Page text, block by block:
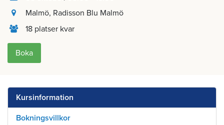
Malmö, Radisson Blu Malmö
18 platser kvar
Boka
Kursinformation
Bokningsvillkor